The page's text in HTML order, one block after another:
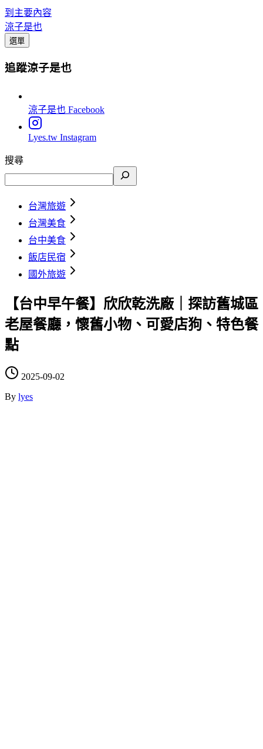
到主要內容
涼子是也
選單
追蹤涼子是也
涼子是也 Facebook
Lyes.tw Instagram
搜尋
台灣旅遊
台灣美食
台中美食
飯店民宿
國外旅遊
【台中早午餐】欣欣乾洗廠｜探訪舊城區
老屋餐廳，懷舊小物、可愛店狗、特色餐
點
2025-09-02
By lyes